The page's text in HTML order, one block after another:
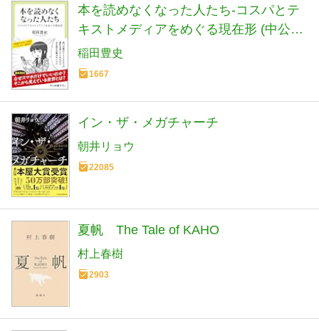
本を読めなくなった人たち-コスパとテ
キストメディアをめぐる現在形 (中公新
書ラクレ 861)
稲田豊史
1667
イン・ザ・メガチャーチ
朝井リョウ
22085
夏帆 The Tale of KAHO
村上春樹
2903